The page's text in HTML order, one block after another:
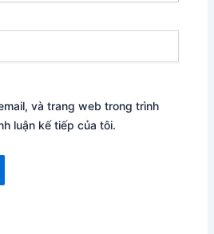
và trang web trong trình
luận kế tiếp của tôi.